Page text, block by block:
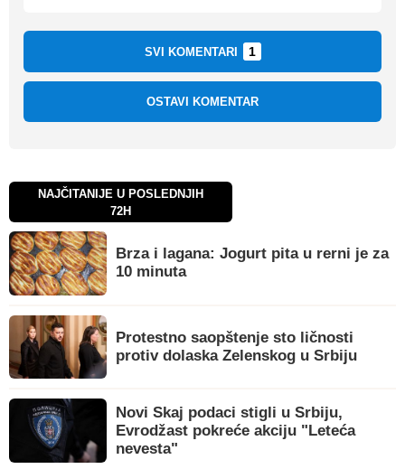
SVI KOMENTARI 1
OSTAVI KOMENTAR
NAJČITANIJE U POSLEDNJIH
72H
Brza i lagana: Jogurt pita u rerni je za
10 minuta
Protestno saopštenje sto ličnosti
protiv dolaska Zelenskog u Srbiju
Novi Skaj podaci stigli u Srbiju,
Evrodžast pokreće akciju "Leteća
nevesta"